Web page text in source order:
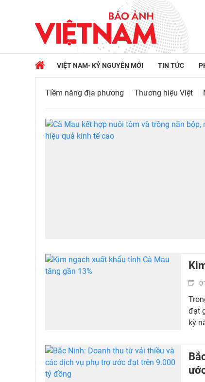
VIỆT NAM- KỶ NGUYÊN MỚI TIN TỨC
Tiềm năng địa phương Thương hiệu Việt
đạt
kỳ